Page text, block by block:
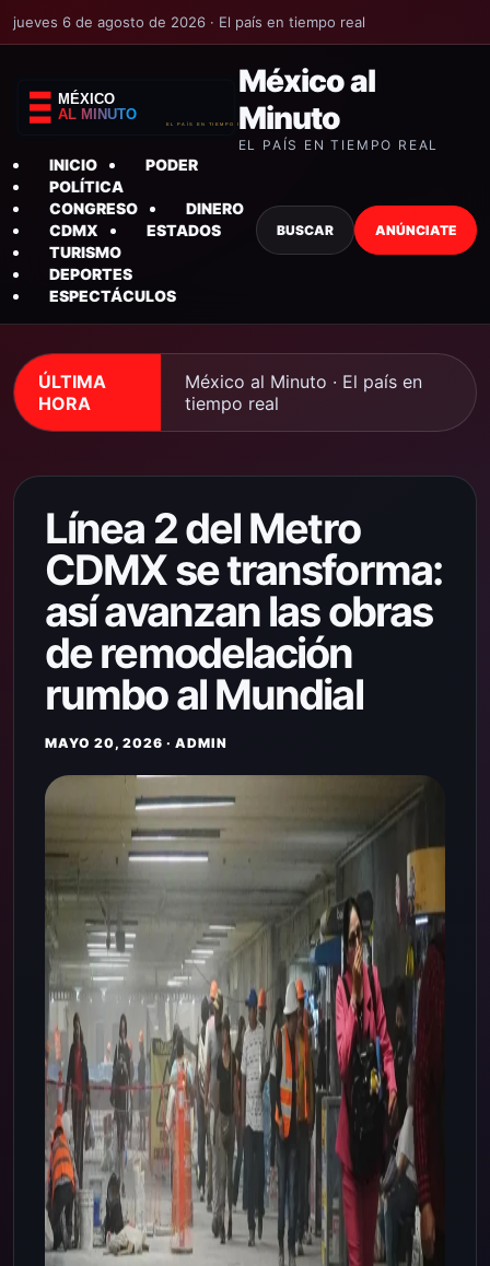
jueves 6 de agosto de 2026 · El país en tiempo real
México al
Minuto
EL PAÍS EN TIEMPO REAL
INICIO
PODER
POLÍTICA
CONGRESO
DINERO
CDMX
ESTADOS
TURISMO
DEPORTES
ESPECTÁCULOS
BUSCAR ANÚNCIATE
ÚLTIMA
HORA
México al Minuto · El país en
tiempo real
Línea 2 del Metro
CDMX se transforma:
así avanzan las obras
de remodelación
rumbo al Mundial
MAYO 20, 2026 · ADMIN